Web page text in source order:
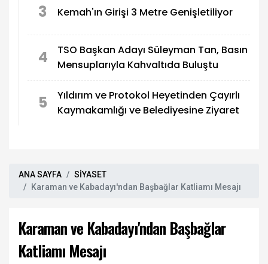
3 Kemah'ın Girişi 3 Metre Genişletiliyor
4
TSO Başkan Adayı Süleyman Tan, Basın
Mensuplarıyla Kahvaltıda Buluştu
5
Yıldırım ve Protokol Heyetinden Çayırlı
Kaymakamlığı ve Belediyesine Ziyaret
ANA SAYFA
SİYASET
Karaman ve Kabadayı'ndan Başbağlar Katliamı Mesajı
Karaman ve Kabadayı'ndan Başbağlar
Katliamı Mesajı